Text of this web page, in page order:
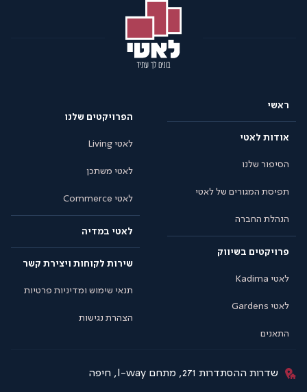
ראשי
אודות לאטי
הסיפור שלנו
תפיסת המגורים של לאטי
הנהלת החברה
פרויקטים בשיווק
לאטי Kadima
לאטי Gardens
התאנים
הפרויקטים שלנו
לאטי Living
לאטי משתכן
לאטי Commerce
לאטי במדיה
שירות לקוחות ויצירת קשר
תנאי שימוש ומדיניות פרטיות
הצהרת נגישות
שדרות ההסתדרות 271, מתחם I-way, חיפה